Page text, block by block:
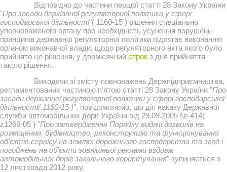
Відповідно до частини першої статті 28 Закону України
"Про засади державної регуляторної політики у сфері
господарської діяльності"( 1160-15 ) рішення спеціально
уповноваженого органу про необхідність усунення порушень
принципів державної регуляторної політики підлягає виконанню
органом виконавчої влади, щодо регуляторного акта якого було
прийнято це рішення, у двомісячний строк з дня прийняття
такого рішення.
Виходячи зі змісту повноважень Держпідприємництва,
регламентованих частиною п'ятою статті 28 Закону України "Про
засади державної регуляторної політики у сфері господарської
діяльності( 1160-15 )", повідомляємо, що дія наказу Державної
служби автомобільних доріг України від 29.09.2005 № 414(
z1266-05 ) "Про затвердження Порядку видачі дозволів на
розміщення, будівництво, реконструкцію та функціонування
об'єктів сервісу на землях дорожнього господарства та згод і
погоджень на об'єкти зовнішньої реклами вздовж
автомобільних доріг загального користування" зупиняється з
12 листопада 2012 року.